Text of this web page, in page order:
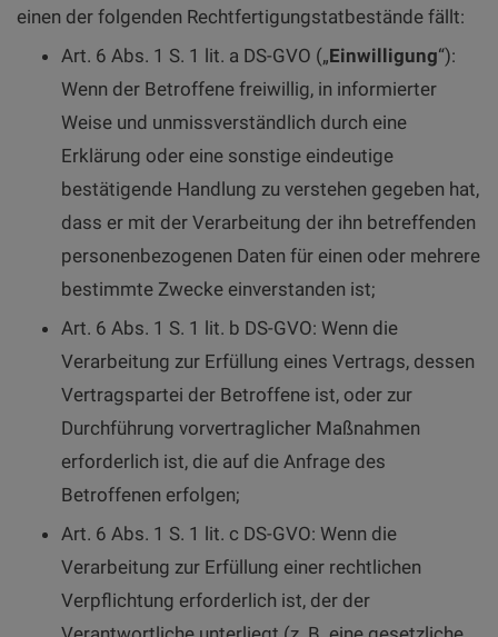
einen der folgenden Rechtfertigungstatbestände fällt:
Art. 6 Abs. 1 S. 1 lit. a DS-GVO („Einwilligung“):
Wenn der Betroffene freiwillig, in informierter
Weise und unmissverständlich durch eine
Erklärung oder eine sonstige eindeutige
bestätigende Handlung zu verstehen gegeben hat,
dass er mit der Verarbeitung der ihn betreffenden
personenbezogenen Daten für einen oder mehrere
bestimmte Zwecke einverstanden ist;
Art. 6 Abs. 1 S. 1 lit. b DS-GVO: Wenn die
Verarbeitung zur Erfüllung eines Vertrags, dessen
Vertragspartei der Betroffene ist, oder zur
Durchführung vorvertraglicher Maßnahmen
erforderlich ist, die auf die Anfrage des
Betroffenen erfolgen;
Art. 6 Abs. 1 S. 1 lit. c DS-GVO: Wenn die
Verarbeitung zur Erfüllung einer rechtlichen
Verpflichtung erforderlich ist, der der